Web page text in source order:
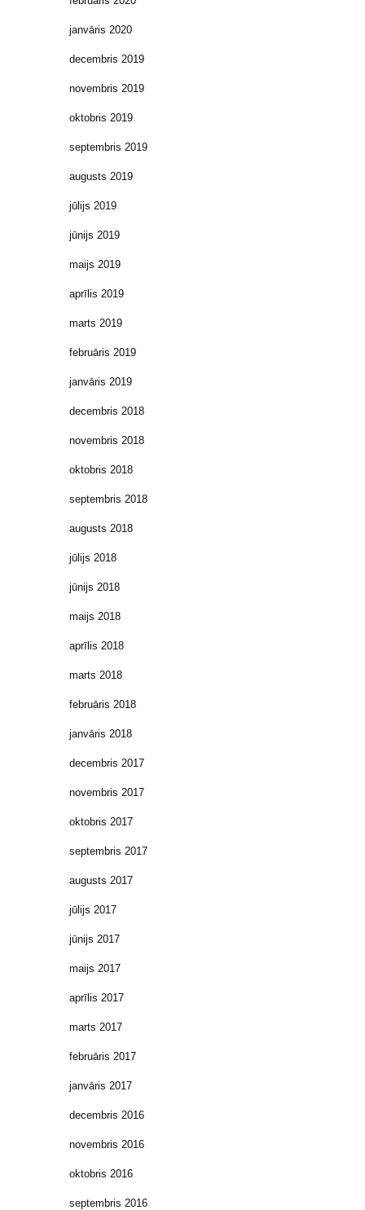
janvāris 2020
decembris 2019
novembris 2019
oktobris 2019
septembris 2019
augusts 2019
jūlijs 2019
jūnijs 2019
maijs 2019
aprīlis 2019
marts 2019
februāris 2019
janvāris 2019
decembris 2018
novembris 2018
oktobris 2018
septembris 2018
augusts 2018
jūlijs 2018
jūnijs 2018
maijs 2018
aprīlis 2018
marts 2018
februāris 2018
janvāris 2018
decembris 2017
novembris 2017
oktobris 2017
septembris 2017
augusts 2017
jūlijs 2017
jūnijs 2017
maijs 2017
aprīlis 2017
marts 2017
februāris 2017
janvāris 2017
decembris 2016
novembris 2016
oktobris 2016
septembris 2016